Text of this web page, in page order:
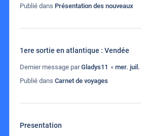
Publié dans Présentation des nouveaux
1ere sortie en atlantique : Vendée
Dernier message parGladys11 « mer. juil.
Publié dans Carnet de voyages
Presentation